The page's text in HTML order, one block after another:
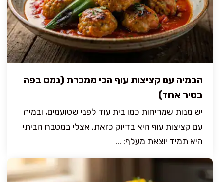
הבמיה עם קציצות עוף הכי ממכרת (נמס בפה
בסיר אחד)
יש מנות שמריחות כמו בית עוד לפני שטועמים, ובמיה
עם קציצות עוף היא בדיוק כזאת. אצלי במטבח הביתי
היא תמיד יוצאת מעלף: ...